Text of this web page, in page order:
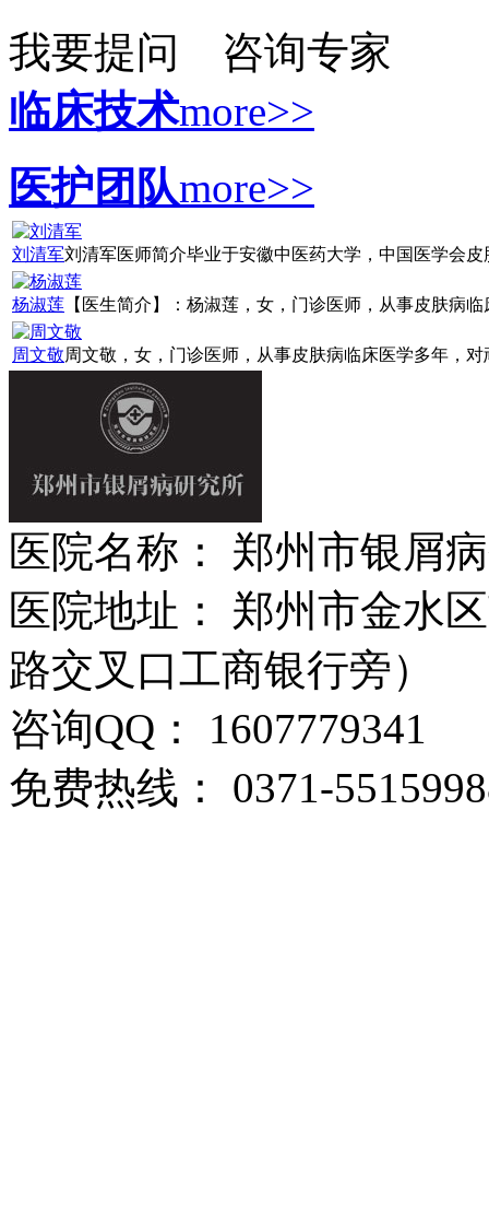
我要提问
咨询专家
临床技术more>>
医护团队more>>
刘清军刘清军医师简介毕业于安徽中医药大学，中国医学会皮
杨淑莲 【医生简介】：杨淑莲，女，门诊医师，从事皮肤病
周文敬周文敬，女，门诊医师，从事皮肤病临床医学多年，对
医院名称： 郑州市银屑
医院地址： 郑州市金水
路交叉口工商银行旁）
咨询QQ： 1607779341
免费热线： 0371-